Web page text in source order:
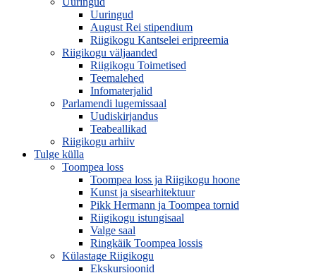
Uuringud
August Rei stipendium
Riigikogu Kantselei eripreemia
Riigikogu väljaanded
Riigikogu Toimetised
Teemalehed
Infomaterjalid
Parlamendi lugemissaal
Uudiskirjandus
Teabeallikad
Riigikogu arhiiv
Tulge külla
Toompea loss
Toompea loss ja Riigikogu hoone
Kunst ja sisearhitektuur
Pikk Hermann ja Toompea tornid
Riigikogu istungisaal
Valge saal
Ringkäik Toompea lossis
Külastage Riigikogu
Ekskursioonid